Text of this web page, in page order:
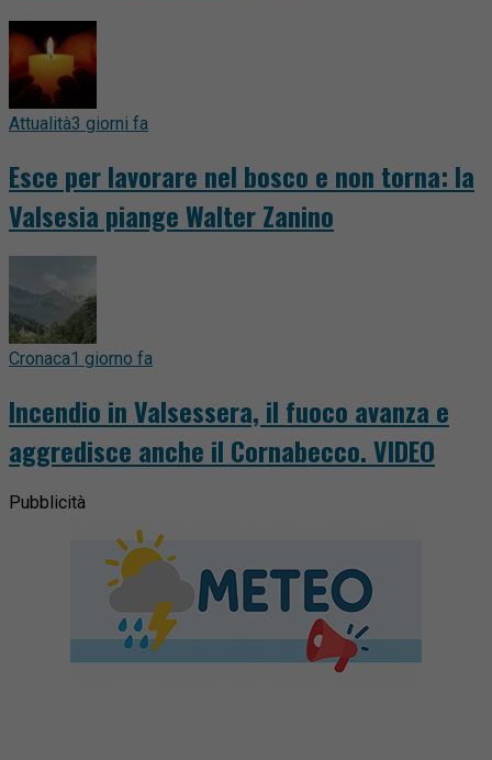
Attualità3 giorni fa
Esce per lavorare nel bosco e non torna: la
Valsesia piange Walter Zanino
Cronaca1 giorno fa
Incendio in Valsessera, il fuoco avanza e
aggredisce anche il Cornabecco. VIDEO
Pubblicità